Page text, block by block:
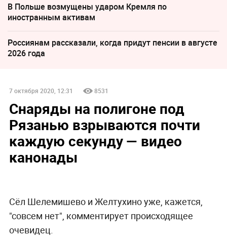
В Польше возмущены ударом Кремля по
иностранным активам
Россиянам рассказали, когда придут пенсии в августе
2026 года
7 октября 2020, 12:31 8531
Снаряды на полигоне под
Рязанью взрываются почти
каждую секунду — видео
канонады
Сёл Шелемишево и Желтухино уже, кажется,
"совсем нет", комментирует происходящее
очевидец.